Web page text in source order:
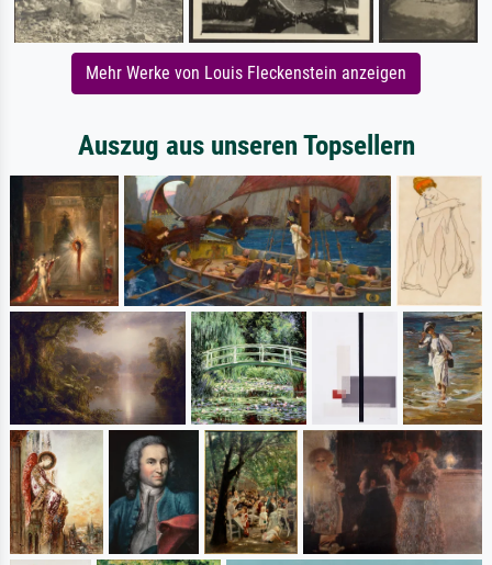
Mehr Werke von Louis Fleckenstein anzeigen
Auszug aus unseren Topsellern